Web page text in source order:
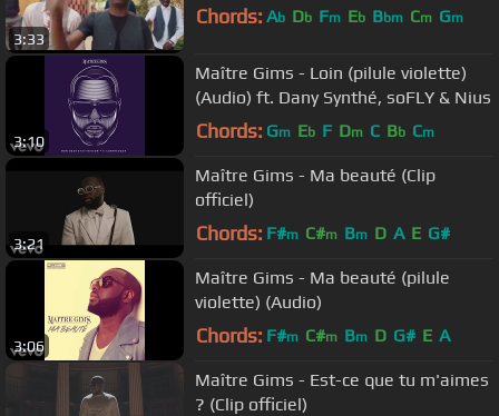
3:33
Chords: Ab Db Fm Eb Bbm Cm Gm
3:10
Maître Gims - Loin (pilule violette)
(Audio) ft. Dany Synthé, soFLY & Nius
Chords: Gm Eb F Dm C Bb Cm
3:21
Maître Gims - Ma beauté (Clip
officiel)
Chords: F#m C#m Bm D A E G#
3:06
Maître Gims - Ma beauté (pilule
violette) (Audio)
Chords: F#m C#m Bm D G# E A
Maître Gims - Est-ce que tu m'aimes
? (Clip officiel)